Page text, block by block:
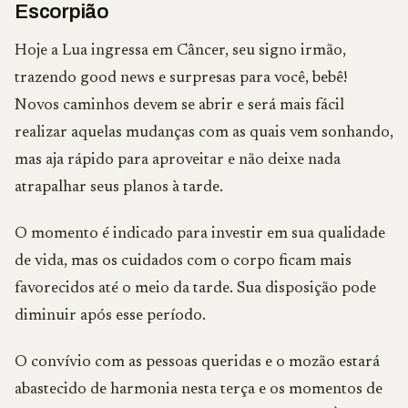
Escorpião
Hoje a Lua ingressa em Câncer, seu signo irmão,
trazendo good news e surpresas para você, bebê!
Novos caminhos devem se abrir e será mais fácil
realizar aquelas mudanças com as quais vem sonhando,
mas aja rápido para aproveitar e não deixe nada
atrapalhar seus planos à tarde.
O momento é indicado para investir em sua qualidade
de vida, mas os cuidados com o corpo ficam mais
favorecidos até o meio da tarde. Sua disposição pode
diminuir após esse período.
O convívio com as pessoas queridas e o mozão estará
abastecido de harmonia nesta terça e os momentos de